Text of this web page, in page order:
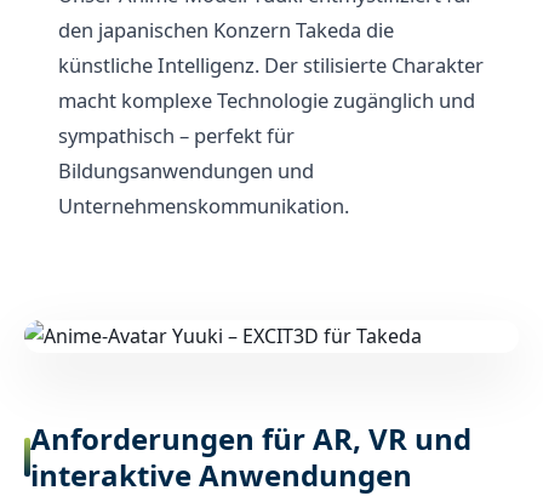
den japanischen Konzern Takeda die
künstliche Intelligenz. Der stilisierte Charakter
macht komplexe Technologie zugänglich und
sympathisch – perfekt für
Bildungsanwendungen und
Unternehmenskommunikation.
Anforderungen für AR, VR und
interaktive Anwendungen